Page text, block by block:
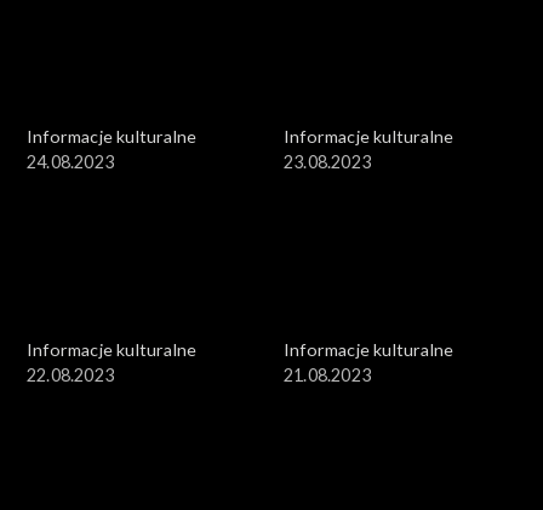
Informacje kulturalne
24.08.2023
Informacje kulturalne
23.08.2023
Informacje kulturalne
22.08.2023
Informacje kulturalne
21.08.2023